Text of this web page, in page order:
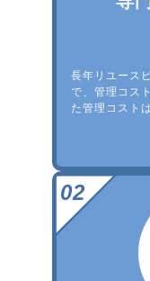
長年リユース
で、管理コス
た管理コスト